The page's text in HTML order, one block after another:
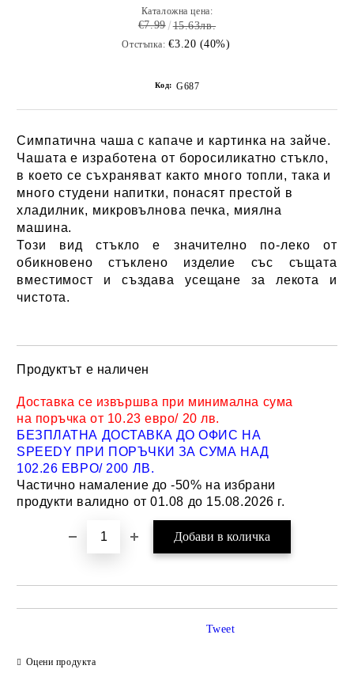
Каталожна цена:
€7.99 15.63лв.
Отстъпка: €3.20 (40%)
Код: G687
Симпатична чаша с капаче и картинка на зайче.
Чашата е изработена от боросиликатно стъкло,
в което се съхраняват както много топли, така и
много студени напитки, понасят престой в
хладилник, микровълнова печка, миялна
машина.
Този вид стъкло е значително по-леко от
обикновено стъклено изделие със същата
вместимост и създава усещане за лекота и
чистота.
Продуктът е наличен
Доставка се извършва при минимална сума
на поръчка от 10.23 евро/ 20 лв.
БЕЗПЛАТНА ДОСТАВКА ДО ОФИС НА
SPEEDY ПРИ ПОРЪЧКИ ЗА СУМА НАД
102.26 ЕВРО/ 200 ЛВ.
Частично намаление до -50% на избрани
продукти валидно от 01.08 до 15.08.2026 г.
Оцени продукта
Tweet